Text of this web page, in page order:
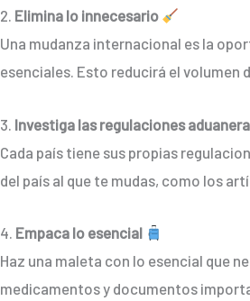
2. Elimina lo innecesario
Una mudanza internacional es la
esenciales. Esto reducirá el volumen
3. Investiga las regulaciones
Cada país tiene sus propias
del país al que te mudas, como los
4. Empaca lo esencial
Haz una maleta con lo esencial que
medicamentos y documentos